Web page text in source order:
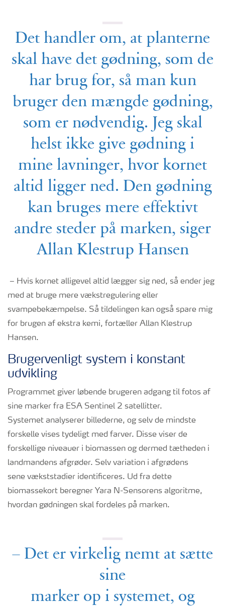
Det handler om, at planterne
skal have det gødning, som de
har brug for, så man kun
bruger den mængde gødning,
som er nødvendig. Jeg skal
helst ikke give gødning i
mine lavninger, hvor kornet
altid ligger ned. Den gødning
kan bruges mere effektivt
andre steder på marken, siger
Allan Klestrup Hansen
– Hvis kornet alligevel altid lægger sig ned, så ender jeg
med at bruge mere vækstregulering eller
svampebekæmpelse. Så tildelingen kan også spare mig
for brugen af ekstra kemi, fortæller Allan Klestrup
Hansen.
Brugervenligt system i konstant
udvikling
Programmet giver løbende brugeren adgang til fotos af
sine marker fra ESA Sentinel 2 satellitter.
Systemet analyserer billederne, og selv de mindste
forskelle vises tydeligt med farver. Disse viser de
forskellige niveauer i biomassen og dermed tætheden i
landmandens afgrøder. Selv variation i afgrødens
sene vækststadier identificeres. Ud fra dette
biomassekort beregner Yara N-Sensorens algoritme,
hvordan gødningen skal fordeles på marken.
– Det er virkelig nemt at sætte
sine
marker op i systemet, og